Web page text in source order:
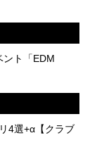
ント「EDM
4選+α【クラブ